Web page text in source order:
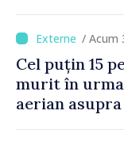
/ Acum
Cel puțin 15
murit în
aerian